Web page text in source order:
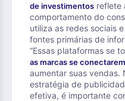
de investimentos reflete
comportamento do
utiliza as redes sociais
fontes primárias de
“Essas plataformas se
as marcas se conectarem
aumentar suas vendas.
estratégia de
efetiva, é importante